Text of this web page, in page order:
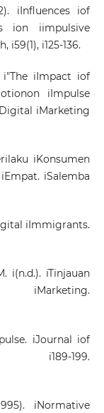
iInfluences iof
ion iimpulsive
i125-136.
i"The iImpact iof
iImpulse
iMarketing
iKonsumen
iSalemba
iImmigrants.
i(n.d.). iTinjauan
iJournal iof
i189-199.
iNormative